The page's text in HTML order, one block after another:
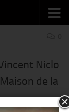
Niclo
de la